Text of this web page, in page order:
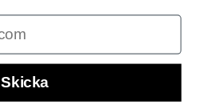
Skicka